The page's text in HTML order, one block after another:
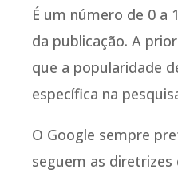
É um número de 0 a
da publicação. A
que a popularidade
específica na
O Google sempre
seguem as diretrizes